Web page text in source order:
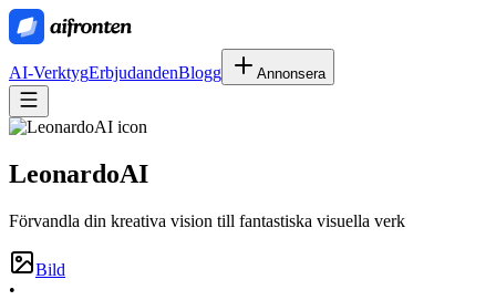
AI-VerktygErbjudandenBlogg Annonsera
LeonardoAI
Förvandla din kreativa vision till fantastiska visuella verk
Bild
•